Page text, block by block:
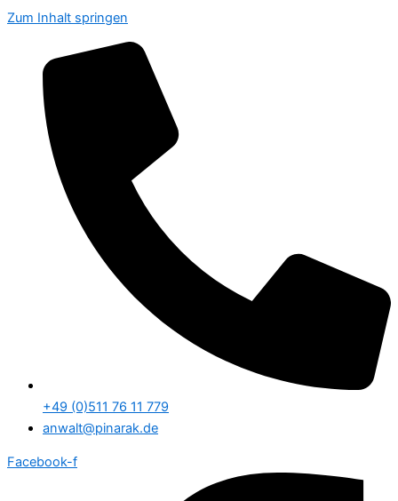
Zum Inhalt springen
+49 (0)511 76 11 779
anwalt@pinarak.de
Facebook-f